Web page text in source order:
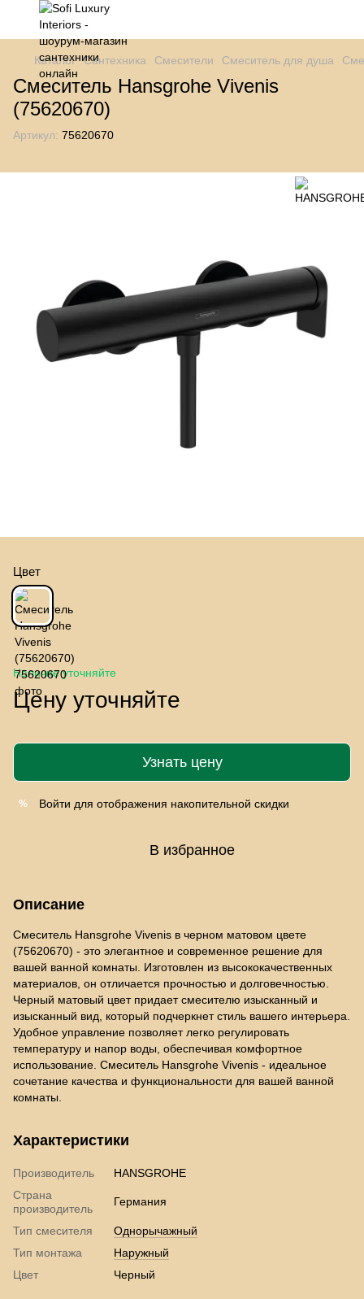
Каталог Сантехника Смесители Смеситель для душа
Смеситель Hansgrohe Vivenis
(75620670)
Артикул: 75620670
Цвет
Наличие уточняйте
Цену уточняйте
Узнать цену
% Войти для отображения накопительной скидки
В избранное
Описание
Смеситель Hansgrohe Vivenis в черном матовом цвете
(75620670) - это элегантное и современное решение для
вашей ванной комнаты. Изготовлен из высококачественных
материалов, он отличается прочностью и долговечностью.
Черный матовый цвет придает смесителю изысканный и
изысканный вид, который подчеркнет стиль вашего интерьера.
Удобное управление позволяет легко регулировать
температуру и напор воды, обеспечивая комфортное
использование. Смеситель Hansgrohe Vivenis - идеальное
сочетание качества и функциональности для вашей ванной
комнаты.
Характеристики
Производитель
HANSGROHE
Страна
производитель
Германия
Тип смесителя
Однорычажный
Тип монтажа
Наружный
Цвет
Черный